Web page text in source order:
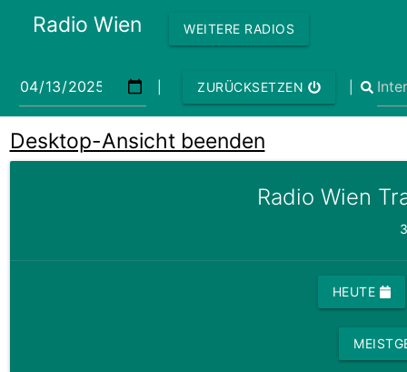
Radio Wien WEITERE RADIOS
ZURÜCKSETZEN
Desktop-Ansicht beenden
Radio Wien
HEUTE